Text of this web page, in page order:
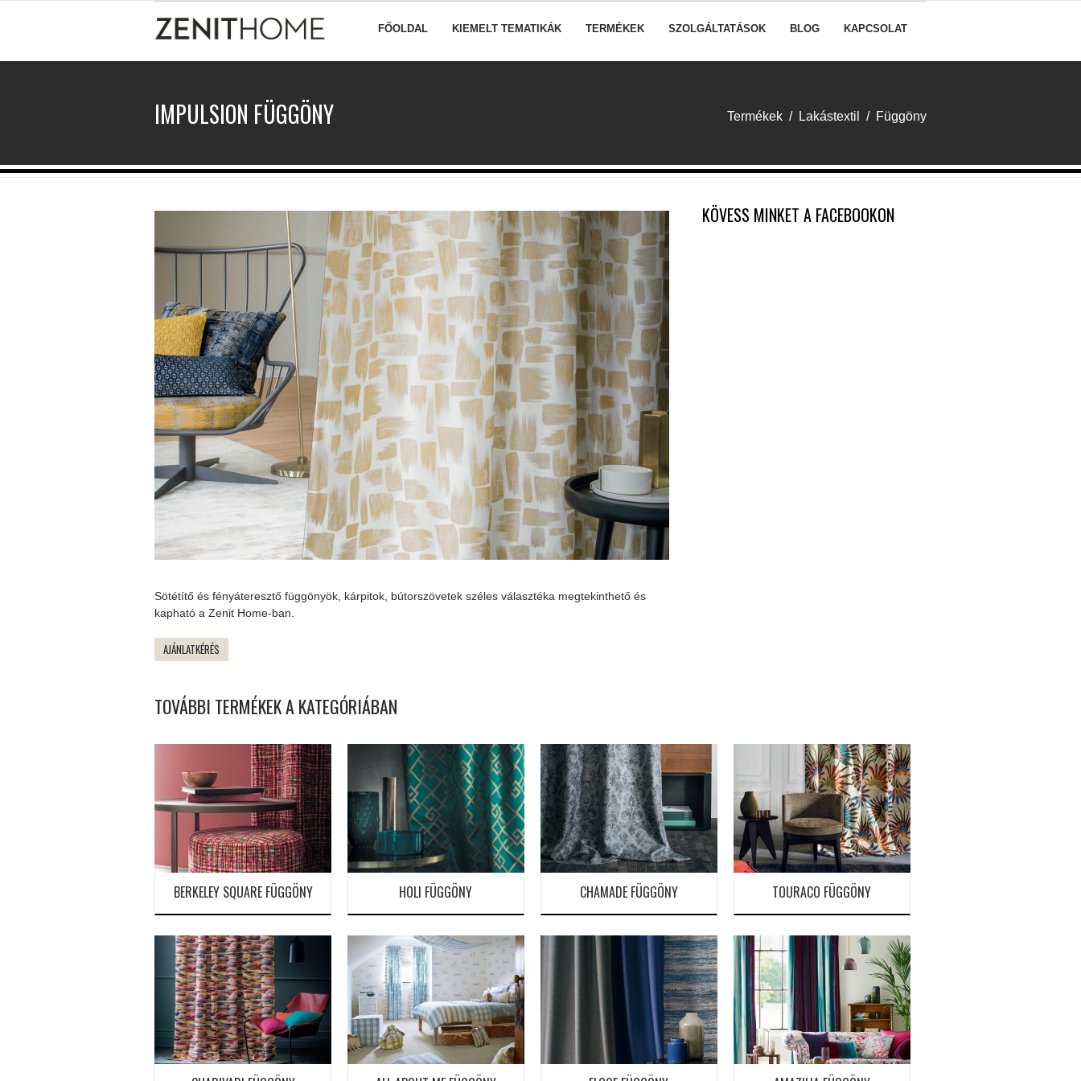
FŐOLDAL KIEMELT TEMATIKÁK TERMÉKEK SZOLGÁLTATÁSOK BLOG KAPCSOLAT
IMPULSION FÜGGÖNY Termékek / Lakástextil / Függöny
KÖVESS MINKET A FACEBOOKON
Sötétítő és fényáteresztő függönyök, kárpitok, bútorszövetek széles választéka megtekinthető és
kapható a Zenit Home-ban.
AJÁNLATKÉRÉS
TOVÁBBI TERMÉKEK A KATEGÓRIÁBAN
BERKELEY SQUARE FÜGGÖNY HOLI FÜGGÖNY CHAMADE FÜGGÖNY TOURACO FÜGGÖNY